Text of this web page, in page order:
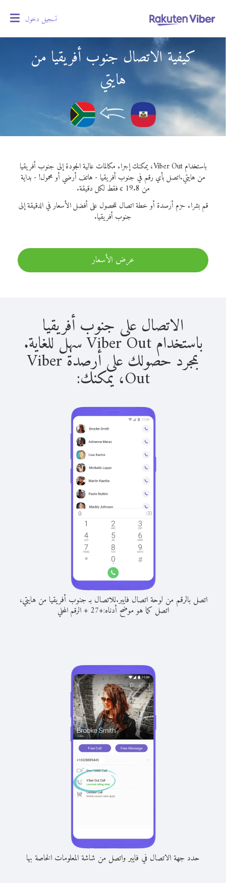
تسجيل دخول
كيفية الاتصال جنوب أفريقيا من
هايتي
باستخدام Viber Out، يمكنك إجراء مكالمات عالية الجودة إلى جنوب أفريقيا
من هايتي.اتصل بأي رقم في جنوب أفريقيا - هاتف أرضي أو محمول! - بداية
من 19.8 ¢ فقط لكل دقيقة.
قم بشراء حزم أرصدة أو خطة اتصال للحصول على أفضل الأسعار في الدقيقة إلى
جنوب أفريقيا.
عرض الأسعار
الاتصال على جنوب أفريقيا
باستخدام Viber Out سهل للغاية.
بمجرد حصولك على أرصدة Viber
Out، يمكنك:
اتصل بالرقم من لوحة اتصال فايبر.للاتصال بـ جنوب أفريقيا من هايتي،
اتصل كما هو موضح أدناه:+
27
+الرقم المحلي
حدد جهة الاتصال في فايبر واتصل من شاشة المعلومات الخاصة بها